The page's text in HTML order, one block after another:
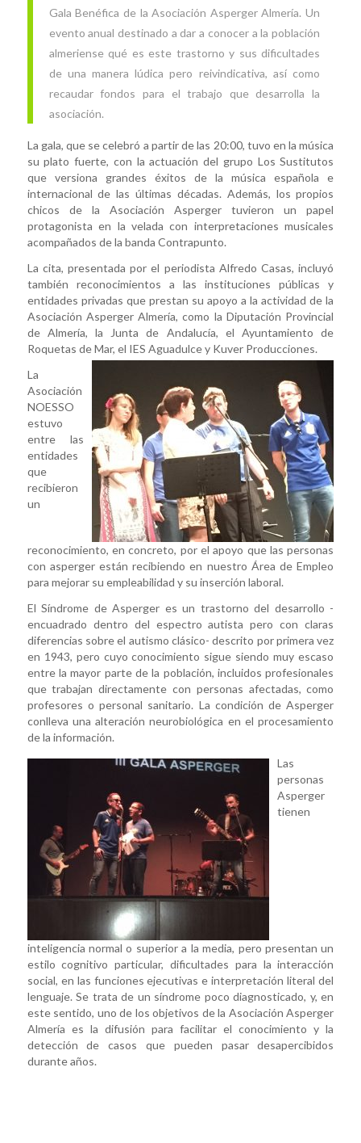
Gala Benéfica de la Asociación Asperger Almería. Un
evento anual destinado a dar a conocer a la población
almeriense qué es este trastorno y sus dificultades
de una manera lúdica pero reivindicativa, así como
recaudar fondos para el trabajo que desarrolla la
asociación.
La gala, que se celebró a partir de las 20:00, tuvo en la música
su plato fuerte, con la actuación del grupo Los Sustitutos
que versiona grandes éxitos de la música española e
internacional de las últimas décadas. Además, los propios
chicos de la Asociación Asperger tuvieron un papel
protagonista en la velada con interpretaciones musicales
acompañados de la banda Contrapunto.
La cita, presentada por el periodista Alfredo Casas, incluyó
también reconocimientos a las instituciones públicas y
entidades privadas que prestan su apoyo a la actividad de la
Asociación Asperger Almería, como la Diputación Provincial
de Almería, la Junta de Andalucía, el Ayuntamiento de
Roquetas de Mar, el IES Aguadulce y Kuver Producciones.
La
Asociación
NOESSO
estuvo
entre las
entidades
que
recibieron
un
reconocimiento, en concreto, por el apoyo que las personas
con asperger están recibiendo en nuestro Área de Empleo
para mejorar su empleabilidad y su inserción laboral.
El Síndrome de Asperger es un trastorno del desarrollo -
encuadrado dentro del espectro autista pero con claras
diferencias sobre el autismo clásico- descrito por primera vez
en 1943, pero cuyo conocimiento sigue siendo muy escaso
entre la mayor parte de la población, incluidos profesionales
que trabajan directamente con personas afectadas, como
profesores o personal sanitario. La condición de Asperger
conlleva una alteración neurobiológica en el procesamiento
de la información.
Las
personas
Asperger
tienen
inteligencia normal o superior a la media, pero presentan un
estilo cognitivo particular, dificultades para la interacción
social, en las funciones ejecutivas e interpretación literal del
lenguaje. Se trata de un síndrome poco diagnosticado, y, en
este sentido, uno de los objetivos de la Asociación Asperger
Almería es la difusión para facilitar el conocimiento y la
detección de casos que pueden pasar desapercibidos
durante años.